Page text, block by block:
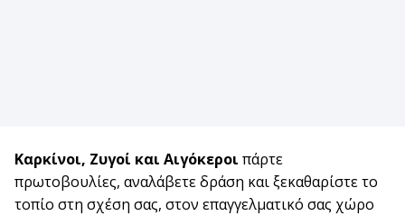
Καρκίνοι, Ζυγοί και Αιγόκεροι πάρτε
πρωτοβουλίες, αναλάβετε δράση και ξεκαθαρίστε το
τοπίο στη σχέση σας, στον επαγγελματικό σας χώρο